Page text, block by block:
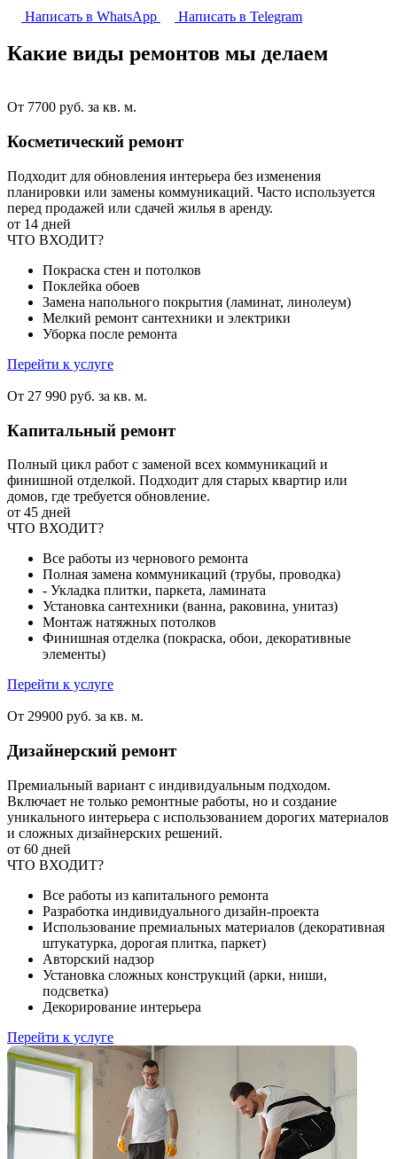
Написать в WhatsApp Написать в Telegram
Какие виды ремонтов мы делаем
От 7700 руб. за кв. м.
Косметический ремонт
Подходит для обновления интерьера без изменения
планировки или замены коммуникаций. Часто используется
перед продажей или сдачей жилья в аренду.
от 14 дней
ЧТО ВХОДИТ?
Покраска стен и потолков
Поклейка обоев
Замена напольного покрытия (ламинат, линолеум)
Мелкий ремонт сантехники и электрики
Уборка после ремонта
Перейти к услуге
От 27 990 руб. за кв. м.
Капитальный ремонт
Полный цикл работ с заменой всех коммуникаций и
финишной отделкой. Подходит для старых квартир или
домов, где требуется обновление.
от 45 дней
ЧТО ВХОДИТ?
Все работы из чернового ремонта
Полная замена коммуникаций (трубы, проводка)
- Укладка плитки, паркета, ламината
Установка сантехники (ванна, раковина, унитаз)
Монтаж натяжных потолков
Финишная отделка (покраска, обои, декоративные
элементы)
Перейти к услуге
От 29900 руб. за кв. м.
Дизайнерский ремонт
Премиальный вариант с индивидуальным подходом.
Включает не только ремонтные работы, но и создание
уникального интерьера с использованием дорогих материалов
и сложных дизайнерских решений.
от 60 дней
ЧТО ВХОДИТ?
Все работы из капитального ремонта
Разработка индивидуального дизайн-проекта
Использование премиальных материалов (декоративная
штукатурка, дорогая плитка, паркет)
Авторский надзор
Установка сложных конструкций (арки, ниши,
подсветка)
Декорирование интерьера
Перейти к услуге